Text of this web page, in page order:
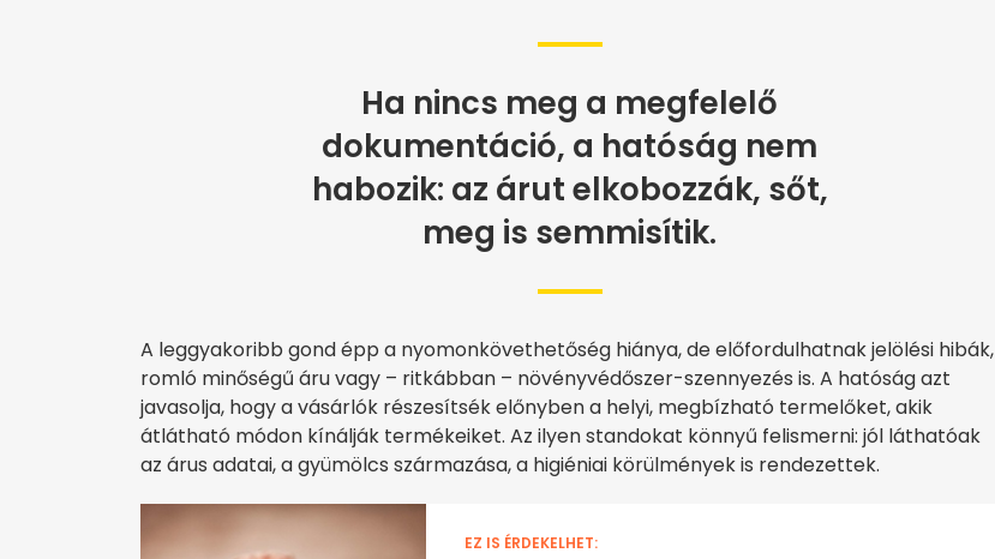
Ha nincs meg a megfelelő
dokumentáció, a hatóság nem
habozik: az árut elkobozzák, sőt,
meg is semmisítik.
A leggyakoribb gond épp a nyomonkövethetőség hiánya, de előfordulhatnak jelölési hibák,
romló minőségű áru vagy – ritkábban – növényvédőszer-szennyezés is. A hatóság azt
javasolja, hogy a vásárlók részesítsék előnyben a helyi, megbízható termelőket, akik
átlátható módon kínálják termékeiket. Az ilyen standokat könnyű felismerni: jól láthatóak
az árus adatai, a gyümölcs származása, a higiéniai körülmények is rendezettek.
EZ IS ÉRDEKELHET: